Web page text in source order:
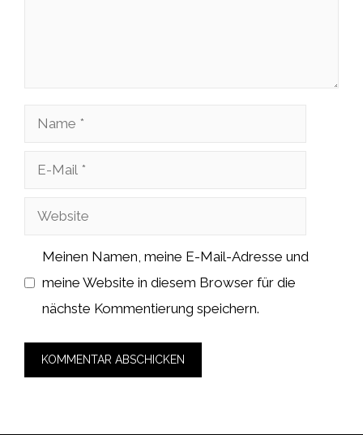
Name
Website
Meinen Namen, meine E-Mail-Adresse und
meine Website in diesem Browser für die
nächste Kommentierung speichern.